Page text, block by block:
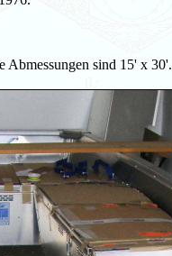
Abmessungen sind 15' x 30'.